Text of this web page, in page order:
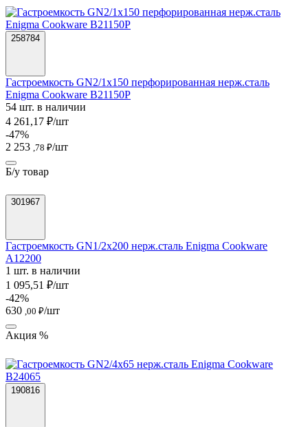
258784
Гастроемкость GN2/1х150 перфорированная нерж.сталь
Enigma Cookware B21150P
54 шт. в наличии
4 261,17 ₽/шт
-47%
2 253 ,78 ₽/шт
Б/у товар
301967
Гастроемкость GN1/2х200 нерж.сталь Enigma Cookware
A12200
1 шт. в наличии
1 095,51 ₽/шт
-42%
630 ,00 ₽/шт
Акция %
190816